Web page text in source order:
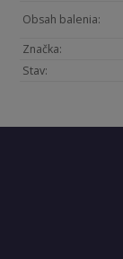
Obsah balenia:
Značka:
Stav: